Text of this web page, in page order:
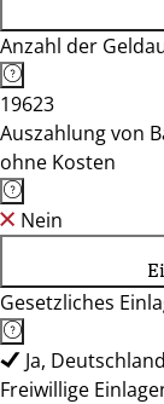
Anzahl der
19623
Auszahlung von
ohne Kosten
Nein
Gesetzliches
Ja, Deutschland
Freiwillige